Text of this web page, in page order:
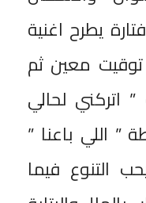
يطرح اغنية
معين ثم
” اتركني لحالي
” اللي باعنا ”
التنوع فيما